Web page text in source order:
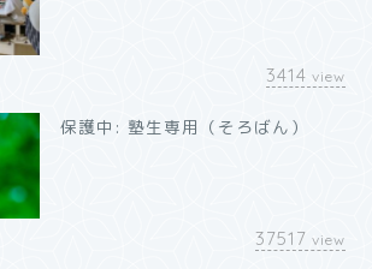
3414 view
保護中: 塾生専用（そろばん）
37517 view